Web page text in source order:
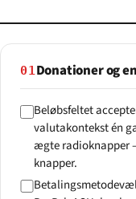
01Donationer og
Beløbsfeltet
valutakontekst én
ægte radioknapper
knapper.